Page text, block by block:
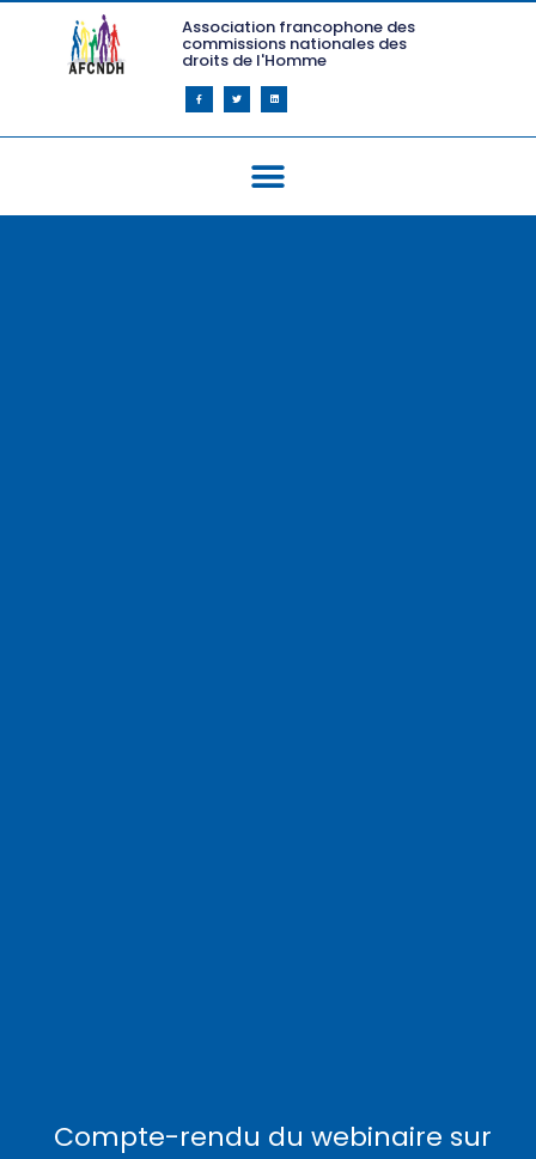
Association francophone des
commissions nationales des
droits de l'Homme
Compte-rendu du webinaire sur